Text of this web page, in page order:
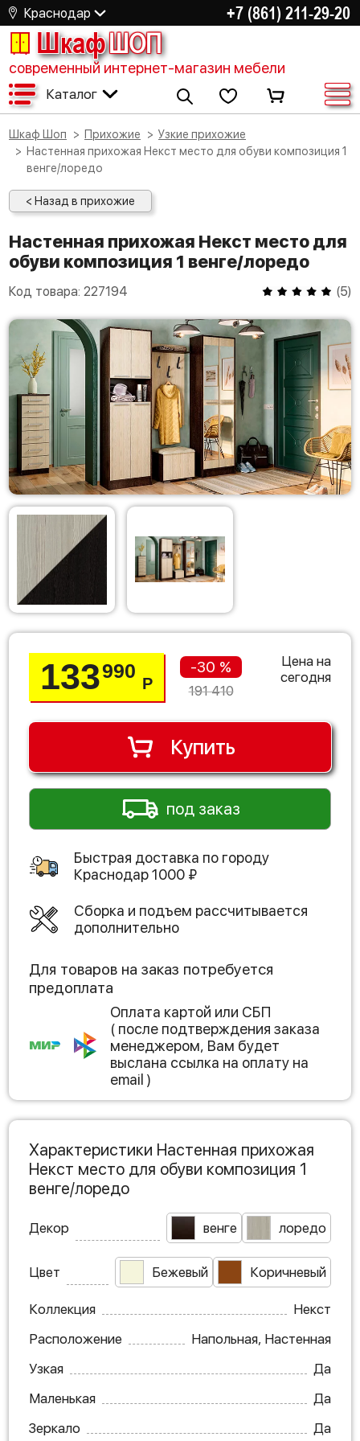
Краснодар +7 (861) 211-29-20
ШкафШОП
современный интернет-магазин мебели
Каталог
Шкаф Шоп Прихожие
Узкие прихожие
Настенная прихожая Некст место для обуви композиция 1
венге/лоредо
< Назад в прихожие
Настенная прихожая Некст место для
обуви композиция 1 венге/лоредо
Код товара: 227194 (5)
133990
Р
-30 %
191 410
Цена на
сегодня
Купить
под заказ
Быстрая доставка по городу
Краснодар1000 ₽
Сборка и подъем рассчитывается
дополнительно
Для товаров на заказ потребуется
предоплата
Оплата картой или СБП
( после подтверждения заказа
менеджером, Вам будет
выслана ссылка на оплату на
email )
Характеристики Настенная прихожая
Некст место для обуви композиция 1
венге/лоредо
Декор венге лоредо
Цвет Бежевый Коричневый
Коллекция
Некст
Расположение
Напольная, Настенная
Узкая
Да
Маленькая
Да
Зеркало
Да